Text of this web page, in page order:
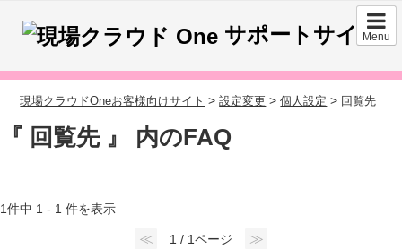
Menu
サポートサイト
現場クラウドOneお客様向けサイト >設定変更 >個人設定 > 回覧先
『 回覧先 』 内のFAQ
1件中 1 - 1 件を表示
≪ 1 / 1ページ ≫